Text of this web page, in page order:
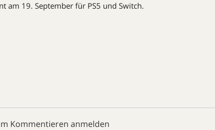
am 19. September für PS5 und Switch.
Kommentieren anmelden